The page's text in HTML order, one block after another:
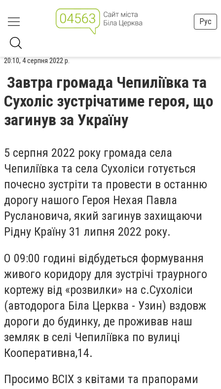
Рус
20:10, 4 серпня 2022 р.
Завтра громада Чепиліївка та
Сухоліс зустрічатиме героя, що
загинув за Україну
5 серпня 2022 року громада села
Чепиліївка та села Сухоліси готується
почесно зустріти та провести в останню
дорогу нашого Героя Нехая Павла
Руслановича, який загинув захищаючи
Рідну Країну 31 липня 2022 року.
О 09:00 годині відбудеться формування
живого коридору для зустрічі траурного
кортежу від «розвилки» на с.Сухоліси
(автодорога Біла Церква - Узин) вздовж
дороги до будинку, де проживав наш
земляк в селі Чепиліївка по вулиці
Кооперативна,14.
Просимо ВСІХ з квітами та прапорами